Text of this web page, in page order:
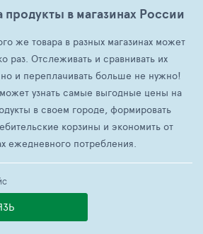
в магазинах России
же товара в разных магазинах может
раз. Отслеживать и сравнивать их
и переплачивать больше не нужно!
узнать самые выгодные цены на
в своем городе, формировать
корзины и экономить от
ежедневного потребления.